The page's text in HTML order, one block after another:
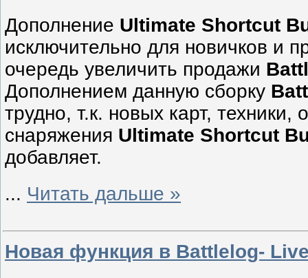
Дополнение Ultimate Shortcut
исключительно для новичков и
очередь увеличить продажи
Дополнением данную сборку
трудно, т.к. новых карт, техники,
снаряжения Ultimate Shortcut
добавляет.
... Читать дальше »
Новая функция в Battlelog-